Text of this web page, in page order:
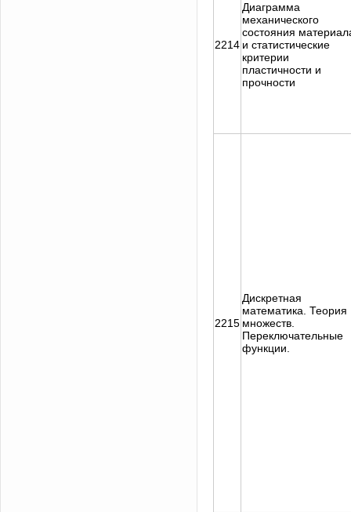
2214
Диаграмма
механического
состояния
и статистические
критерии
пластичности и
прочности
2215
Дискретная
математика. Теория
множеств.
Переключательные
функции.